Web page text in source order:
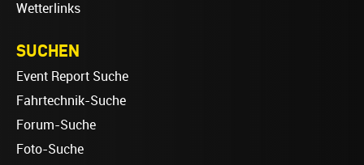
Wetterlinks
SUCHEN
Event Report Suche
Fahrtechnik-Suche
Forum-Suche
Foto-Suche